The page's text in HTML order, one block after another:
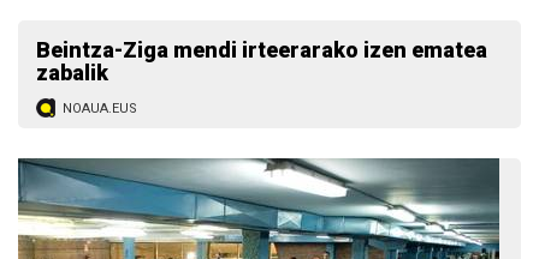
Beintza-Ziga mendi irteerarako izen ematea
zabalik
NOAUA.EUS